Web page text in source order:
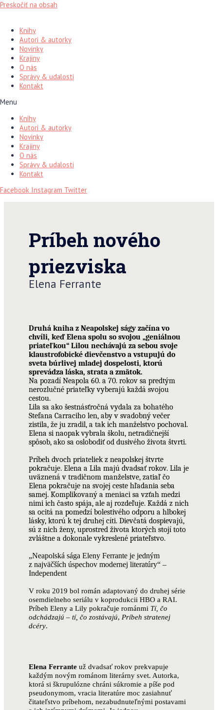
Preskočiť na obsah
Knihy
Autori & autorky
Novinky
Krajiny
O nás
Správy & udalosti
Kontakt
Menu
Knihy
Autori & autorky
Novinky
Krajiny
O nás
Správy & udalosti
Kontakt
Facebook Instagram Twitter
Príbeh nového
priezviska
Elena Ferrante
Druhá kniha z Neapolskej ságy začína vo
chvíli, keď Elena spolu so svojou „geniálnou
priateľkou“ Lilou nechávajú za sebou svoje
klaustrofobické dievčenstvo a vstupujú do
sveta búrlivej mladej dospelosti, ktorú
sprevádza láska, strata a zmätok.
Na pozadí Neapola 60. a 70. rokov sa predtým
nerozlučné priateľky vyberajú každá svojou
cestou.
Lila sa ako šestnásťročná vydala za bohatého
Stefana Carraciho len, aby v svadobný večer
zistila, že ju zradil, a tak ich manželstvo pochoval.
Elena si naopak vybrala školu, netradičnejší
spôsob, ako sa oslobodiť od dusivého života štvrti.
Príbeh dvoch priateliek z neapolskej štvrte
pokračuje. Elena a Lila majú dvadsať rokov. Lila je
uväznená v tradičnom manželstve, zatiaľ čo
Elena pokračuje na svojej ceste hľadania seba
samej. Komplikovaný a meniaci sa vzťah medzi
nimi ich často spája, ale aj rozdeľuje. Každá z nich
sa ocitá na pomedzí bolestivého odporu a hlbokej
lásky, ktorú k tej druhej cíti. Dievčatá dospievajú,
sú z nich ženy, uprostred života ktorých stojí toto
zvláštne a dokonale vykreslené priateľstvo.
„Neapolská sága Eleny Ferrante je jedným
z najväčších úspechov modernej literatúry“ –
Independent
V roku 2019 bol román adaptovaný do druhej série
osemdielneho seriálu v koprodukcii HBO a RAI.
Príbeh Eleny a Lily pokračuje románmi Tí, čo
odchádzajú – tí, čo zostávajú, Príbeh stratenej
dcéry.
Elena Ferrante už dvadsať rokov prekvapuje
každým novým románom literárny svet. Autorka,
ktorá si škrupulózne chráni súkromie a píše pod
pseudonymom, vracia literatúre moc zasiahnuť
čitateľstvo príbehom, nezabudnuteľnými postavami